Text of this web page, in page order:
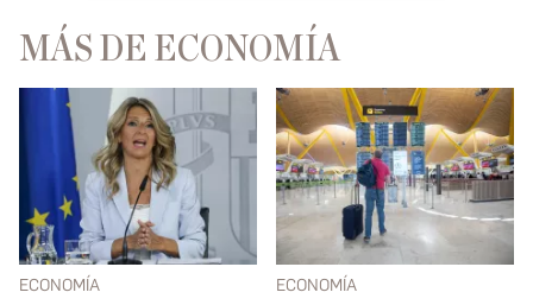
MÁS DE ECONOMÍA
ECONOMÍA ECONOMÍA